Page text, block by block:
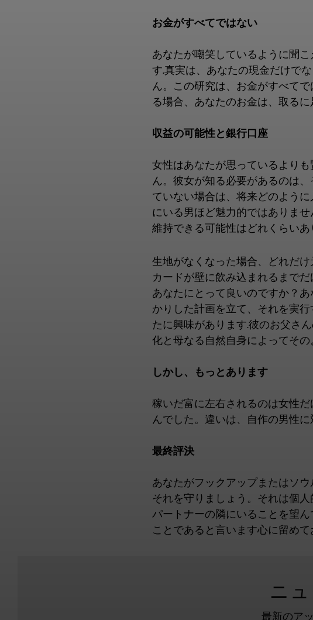
お金がすべてではない
あなたが嘲笑しているように聞
す.真実は、あなたの現金だけで
ん。この研究は、お金がすべて
る場合、あなたのお金は、取る
収益の可能性と銀行口座
女性はあなたが思っているより
ん。彼女が知る必要があるのは
ていない場合は、将来どのよう
にいる男ほど魅力的ではありま
維持できる可能性はどれくらい
生地がなくなった場合、どれだ
カードが壁に飲み込まれるまで
あなたにとって良いのですか？
かりした計画を立て、それを実
たに興味があります.彼のお父さ
化と母なる自然自身によってそ
しかし、もっとあります
稼いだ富に左右されるのは女性
んでした。違いは、自作の男性
最終評決
あなたがフックアップまたはソ
それを守りましょう。それは個
パートナーの隣にいることを望
ことであると言います心に留めて
ニ